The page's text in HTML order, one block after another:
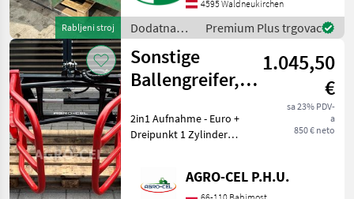
Rabljeni stroj
vorne als Aufsatzwand
verwendbar + 3 Punkt und
Ackerschienena
4595 Waldneukirchen
Dodatna
oprema za
traktore /
Fritz
Oststeirer
Premium Plus trgovac
Sonstige
Ballengreifer,
Euro + Dreipunkt
1.045,50
€
sa 23% PDV-
a
850 € neto
2in1 Aufnahme - Euro +
Dreipunkt 1 Zylinder
Konstruktion Preis: 850 EURAGRO-CEL P.H.U.